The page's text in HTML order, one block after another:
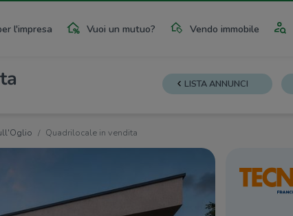
l'impresa Vuoi un mutuo? Vendo immobile
LISTA ANNUNCI
Quadrilocale in vendita